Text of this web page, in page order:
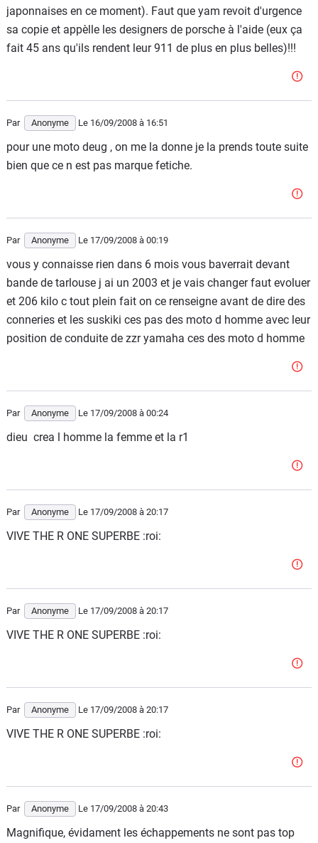
japonnaises en ce moment). Faut que yam revoit d'urgence
sa copie et appèlle les designers de porsche à l'aide (eux ça
fait 45 ans qu'ils rendent leur 911 de plus en plus belles)!!!
Par Anonyme Le 16/09/2008 à 16:51
pour une moto deug , on me la donne je la prends toute suite
bien que ce n est pas marque fetiche.
Par Anonyme Le 17/09/2008 à 00:19
vous y connaisse rien dans 6 mois vous baverrait devant
bande de tarlouse j ai un 2003 et je vais changer faut evoluer
et 206 kilo c tout plein fait on ce renseigne avant de dire des
conneries et les suskiki ces pas des moto d homme avec leur
position de conduite de zzr yamaha ces des moto d homme
Par Anonyme Le 17/09/2008 à 00:24
dieu crea l homme la femme et la r1
Par Anonyme Le 17/09/2008 à 20:17
VIVE THE R ONE SUPERBE :roi:
Par Anonyme Le 17/09/2008 à 20:17
VIVE THE R ONE SUPERBE :roi:
Par Anonyme Le 17/09/2008 à 20:17
VIVE THE R ONE SUPERBE :roi:
Par Anonyme Le 17/09/2008 à 20:43
Magnifique, évidament les échappements ne sont pas top